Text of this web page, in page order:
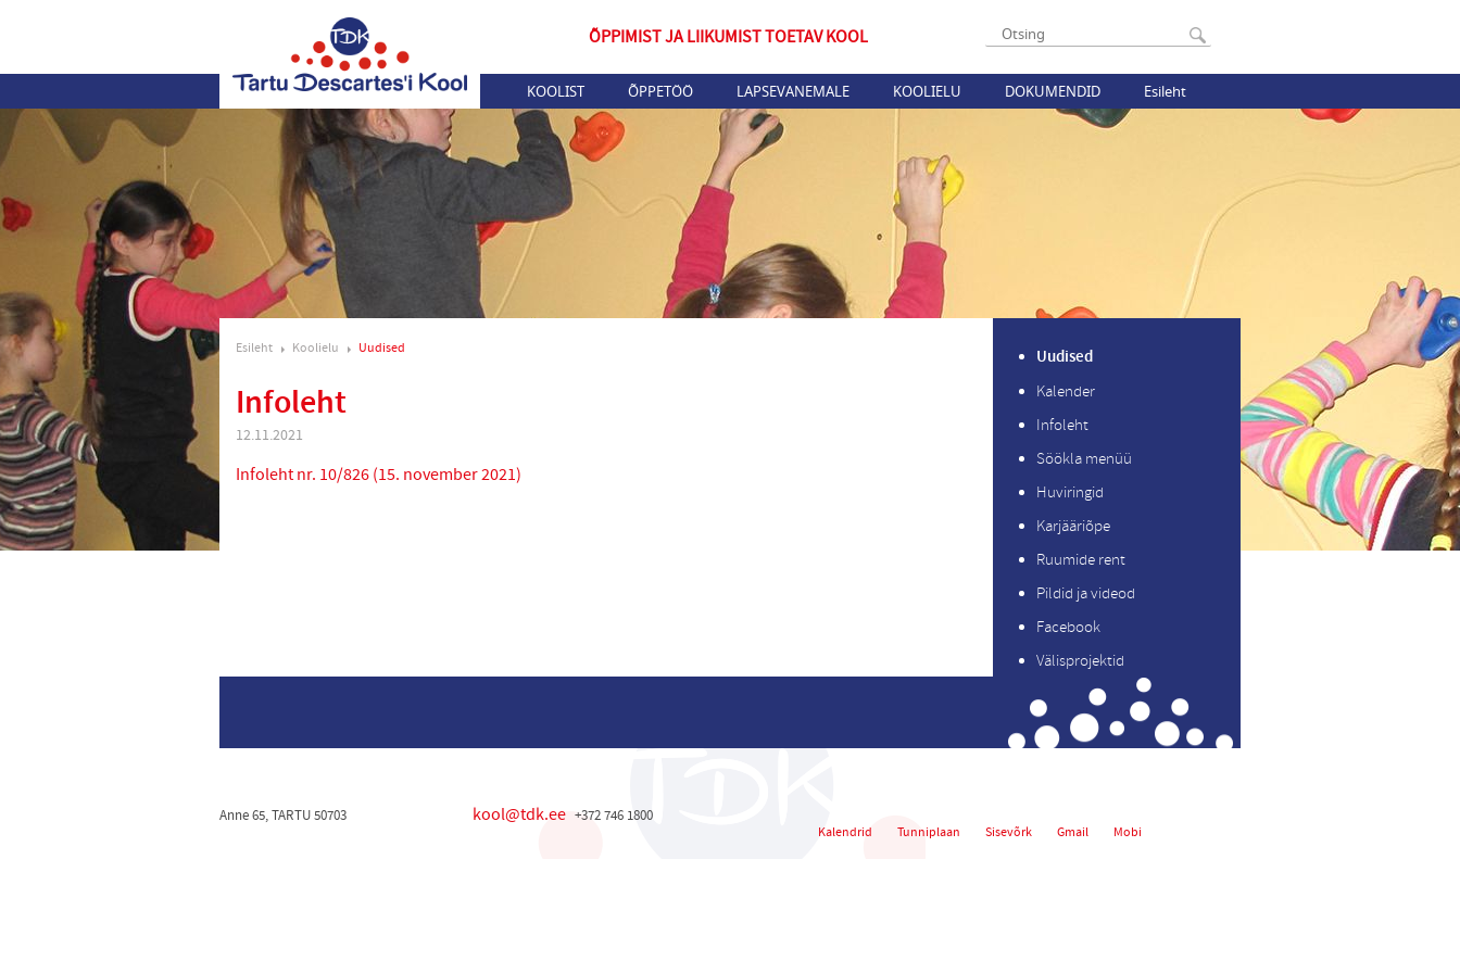
ÕPPIMIST JA LIIKUMIST TOETAV KOOL
KOOLIST ÕPPETÖÖ LAPSEVANEMALE KOOLIELU DOKUMENDID Esileht
Esileht Koolielu Uudised
Infoleht
12.11.2021
Infoleht nr. 10/826 (15. november 2021)
Uudised
Kalender
Infoleht
Söökla menüü
Huviringid
Karjääriõpe
Ruumide rent
Pildid ja videod
Facebook
Välisprojektid
Kalendrid Tunniplaan Sisevõrk Gmail Mobi
Anne 65, TARTU 50703 kool@tdk.ee +372 746 1800